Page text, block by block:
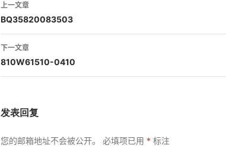
章
导
航
上一文章
BQ35820083503
下一文章
810W61510-0410
发表回复
您的邮箱地址不会被公开。 必填项已用 * 标注